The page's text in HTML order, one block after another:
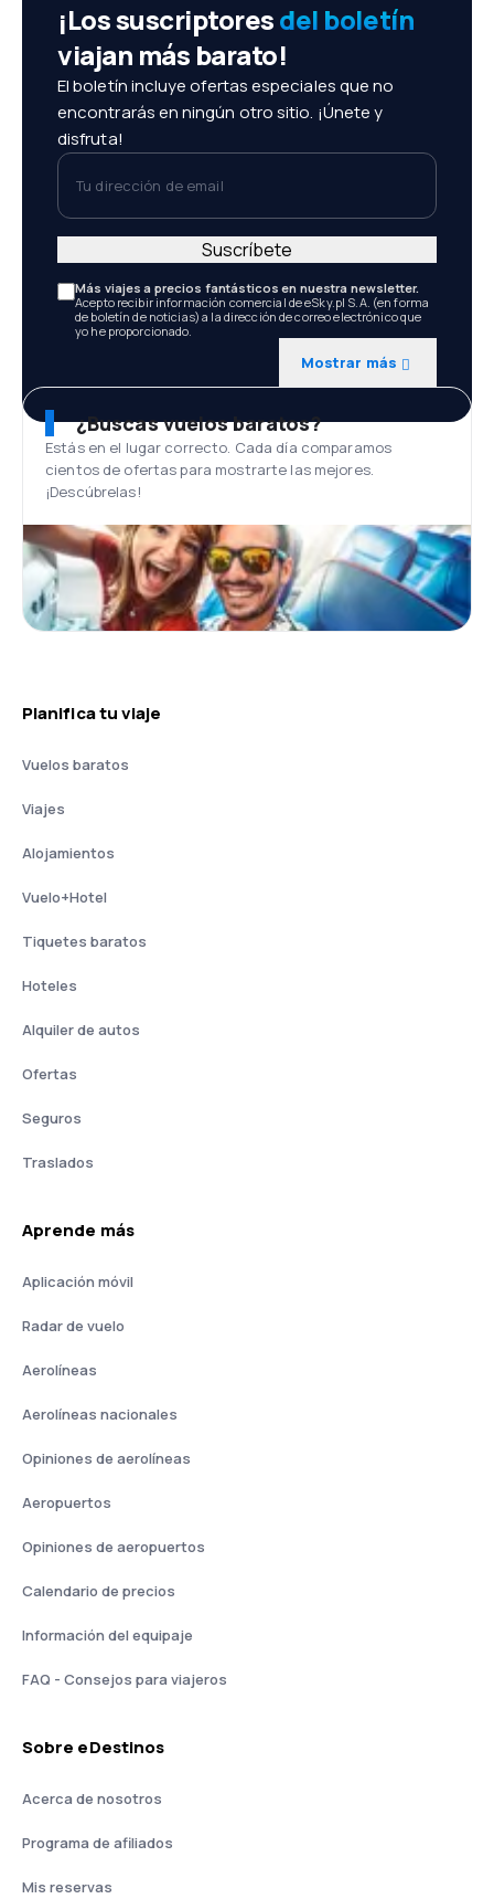
¡Los suscriptoresdel boletín
viajan más barato!
El boletín incluye ofertas especiales que no
encontrarás en ningún otro sitio. ¡Únete y
disfruta!
Tu dirección de email
Más viajes a precios fantásticos en nuestra newsletter.
Acepto recibir información comercial de eSky.pl S.A. (en forma
de boletín de noticias) a la dirección de correo electrónico que
yo he proporcionado.
Mostrar más
Suscríbete
¿Buscas vuelos baratos?
Estás en el lugar correcto. Cada día comparamos
cientos de ofertas para mostrarte las mejores.
¡Descúbrelas!
Planifica tu viaje
Vuelos baratos
Viajes
Alojamientos
Vuelo+Hotel
Tiquetes baratos
Hoteles
Alquiler de autos
Ofertas
Seguros
Traslados
Aprende más
Aplicación móvil
Radar de vuelo
Aerolíneas
Aerolíneas nacionales
Opiniones de aerolíneas
Aeropuertos
Opiniones de aeropuertos
Calendario de precios
Información del equipaje
FAQ - Consejos para viajeros
Sobre eDestinos
Acerca de nosotros
Programa de afiliados
Mis reservas